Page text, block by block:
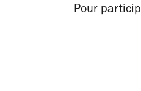
Pour